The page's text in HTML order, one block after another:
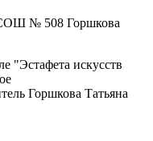
№ 508 Горшкова
"Эстафета искусств
Горшкова Татьяна